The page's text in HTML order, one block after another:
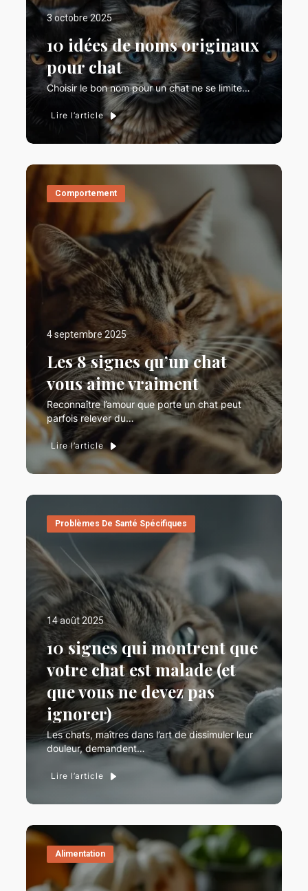
3 octobre 2025
10 idées de noms originaux
pour chat
Choisir le bon nom pour un chat ne se limite…
Lire l’article
Comportement
4 septembre 2025
Les 8 signes qu’un chat
vous aime vraiment
Reconnaître l’amour que porte un chat peut
parfois relever du…
Lire l’article
Problèmes De Santé Spécifiques
14 août 2025
10 signes qui montrent que
votre chat est malade (et
que vous ne devez pas
ignorer)
Les chats, maîtres dans l’art de dissimuler leur
douleur, demandent…
Lire l’article
Alimentation